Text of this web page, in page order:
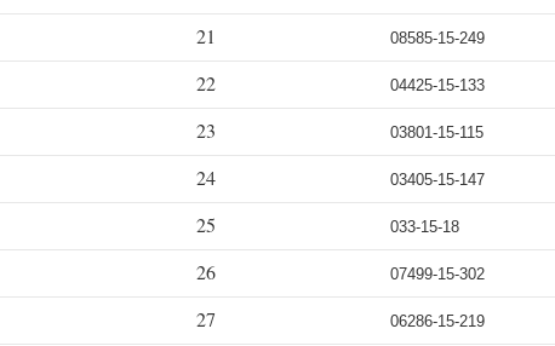
21
08585-15-249
22
04425-15-133
23
03801-15-115
24
03405-15-147
25
033-15-18
26
07499-15-302
27
06286-15-219